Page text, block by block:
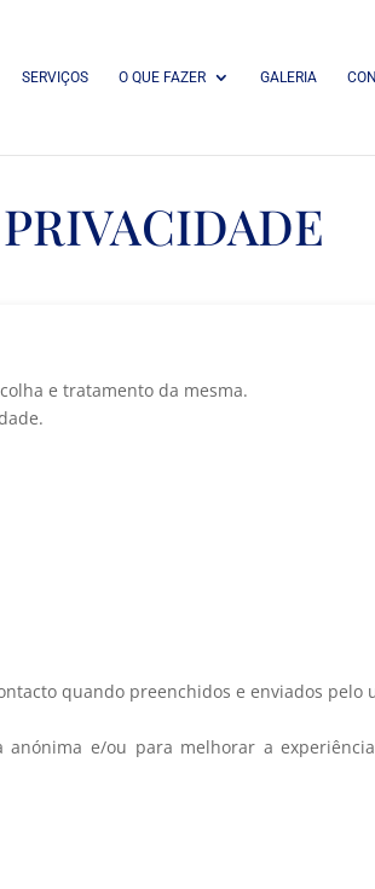
SERVIÇOS O QUE FAZER GALERIA
e tratamento da mesma.
quando preenchidos e enviados pelo
e/ou para melhorar a